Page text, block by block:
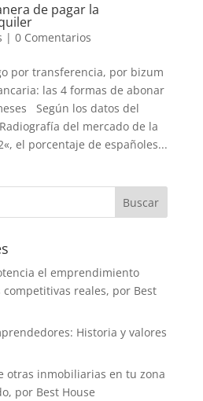
de pagar la
| 0 Comentarios
por transferencia, por bizum
las 4 formas de abonar
Según los datos del
del mercado de la
el porcentaje de españoles...
el emprendimiento
reales, por Best
Historia y valores
otras inmobiliarias en tu zona
por Best House